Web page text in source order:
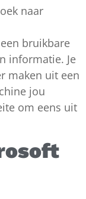
naar
bruikbare
informatie. Je
maken uit een
jou
om eens uit